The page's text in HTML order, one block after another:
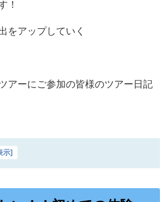
！
をアップしていく
アーにご参加の皆様のツアー日記
示]